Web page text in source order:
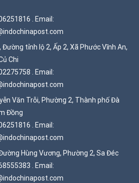
. Email:
Đường tỉnh lộ 2, Ấp 2, Xã Phước Vĩnh An,
Chi
. Email:
Văn Trỗi, Phường 2, Thành phố Đà
Đồng
. Email:
Hùng Vương, Phường 2, Sa Đéc
. Email: